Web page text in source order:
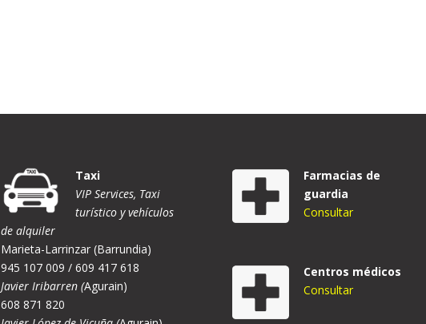
Taxi
VIP Services, Taxi
turístico y vehículos
de alquiler
Marieta-Larrinzar (Barrundia)
945 107 009 / 609 417 618
Javier Iribarren (Agurain)
608 871 820
Farmacias de
guardia
Consultar
Centros médicos
Consultar